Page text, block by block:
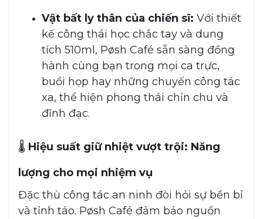
Vật bất ly thân của chiến sĩ: Với thiết
kế công thái học chắc tay và dung
tích 510ml, Pøsh Café sẵn sàng đồng
hành cùng bạn trong mọi ca trực,
buổi họp hay những chuyến công tác
xa, thể hiện phong thái chỉn chu và
đĩnh đạc.
🌡️ Hiệu suất giữ nhiệt vượt trội: Năng
lượng cho mọi nhiệm vụ
Đặc thù công tác an ninh đòi hỏi sự bền bỉ
và tỉnh táo. Pøsh Café đảm bảo nguồn